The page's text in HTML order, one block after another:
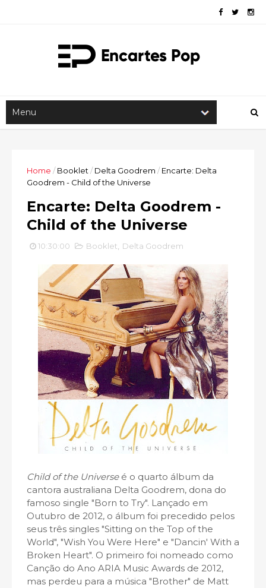
Home / Booklet / Delta Goodrem / Encarte: Delta
Goodrem - Child of the Universe
Encarte: Delta Goodrem -
Child of the Universe
10:30:00 Booklet Delta Goodrem
Child of the Universeé o quarto álbum da
cantora australiana Delta Goodrem, dona do
famoso single "Born to Try". Lançado em
Outubro de 2012, o álbum foi precedido pelos
seus três singles "Sitting on the Top of the
World", "Wish You Were Here" e "Dancin' With a
Broken Heart". O primeiro foi nomeado como
Canção do Ano ARIA Music Awards de 2012,
mas perdeu para a música "Brother" de Matt